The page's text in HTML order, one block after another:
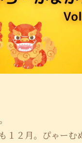
１２月。ぴゃーむ